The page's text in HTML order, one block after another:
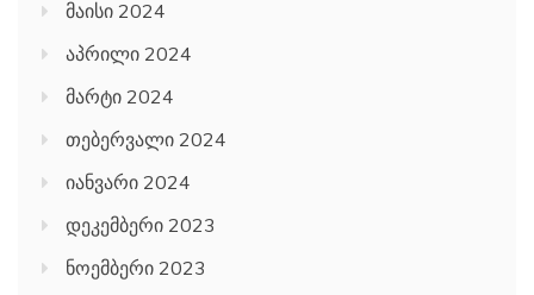
მაისი 2024
აპრილი 2024
მარტი 2024
თებერვალი 2024
იანვარი 2024
დეკემბერი 2023
ნოემბერი 2023